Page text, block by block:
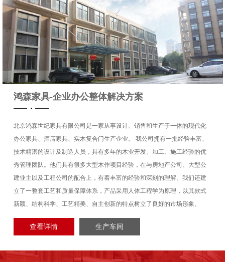
典皇家品牌海丝腾床
鸿森家具-企业办公整体解决方案
北京鸿森世纪家具有限公司是一家从事设计、销售和生产于一体的现代化
办公家具、酒店家具、实木复合门生产企业。 我公司拥有一批经验丰富、
技术精湛的设计及制造人员，具有多年的木业开发、加工、施工经验的优
秀管理团队。他们具有很多大型木作项目经验，在与房地产公司、大型公
建业主以及工程公司的配合上，有着丰富的经验和深刻的理解。我们还建
立了一整套工艺和质量保障体系，产品采用人体工程学为原理，以其款式
新颖、结构科学、工艺精美、自主创新的特点树立了良好的市场形象。
查看详情 生产车间